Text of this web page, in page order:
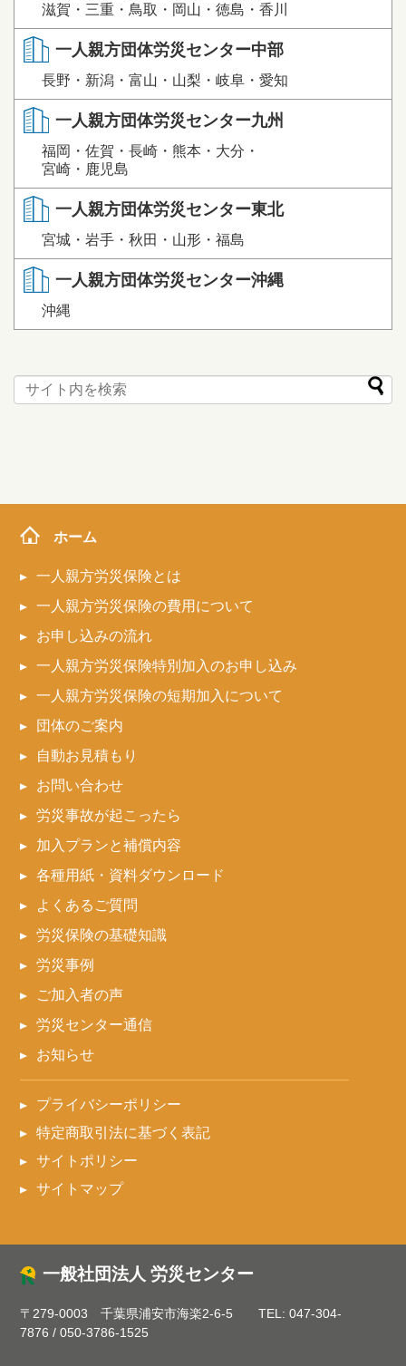
滋賀・三重・鳥取・岡山・徳島・香川
一人親方団体労災センター中部
長野・新潟・富山・山梨・岐阜・愛知
一人親方団体労災センター九州
福岡・佐賀・長崎・熊本・大分・
宮崎・鹿児島
一人親方団体労災センター東北
宮城・岩手・秋田・山形・福島
一人親方団体労災センター沖縄
沖縄
ホーム
一人親方労災保険とは
一人親方労災保険の費用について
お申し込みの流れ
一人親方労災保険特別加入のお申し込み
一人親方労災保険の短期加入について
団体のご案内
自動お見積もり
お問い合わせ
労災事故が起こったら
加入プランと補償内容
各種用紙・資料ダウンロード
よくあるご質問
労災保険の基礎知識
労災事例
ご加入者の声
労災センター通信
お知らせ
プライバシーポリシー
特定商取引法に基づく表記
サイトポリシー
サイトマップ
一般社団法人 労災センター
〒279-0003 千葉県浦安市海楽2-6-5 TEL:047-304-
7876 /050-3786-1525